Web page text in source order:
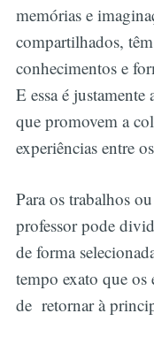
memórias e
compartilhados,
conhecimentos e
E essa é
que promovem a
experiências entre
Para os trabalhos
professor pode
de forma
tempo exato que os
de retornar à